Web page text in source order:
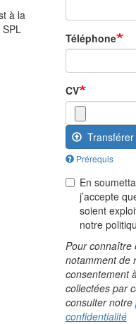
à la
Téléphone
CV
Transférer
Prérequis
En
j’accepte
soient
notre
Pour connaître
notamment de
consentement
collectées par
consulter notre
confidentialité